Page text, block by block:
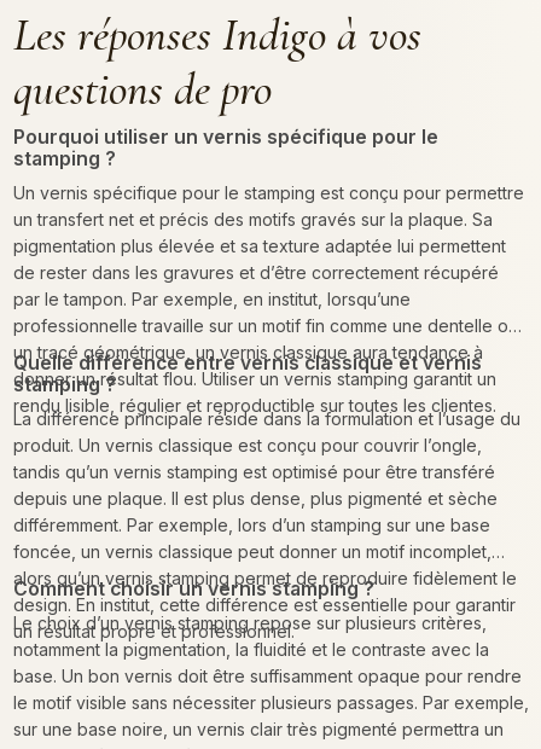
Les réponses Indigo à vos
questions de pro
Pourquoi utiliser un vernis spécifique pour le
stamping ?
Un vernis spécifique pour le stamping est conçu pour permettre
un transfert net et précis des motifs gravés sur la plaque. Sa
pigmentation plus élevée et sa texture adaptée lui permettent
de rester dans les gravures et d’être correctement récupéré
par le tampon. Par exemple, en institut, lorsqu’une
professionnelle travaille sur un motif fin comme une dentelle ou
un tracé géométrique, un vernis classique aura tendance à
donner un résultat flou. Utiliser un vernis stamping garantit un
rendu lisible, régulier et reproductible sur toutes les clientes.
Quelle différence entre vernis classique et vernis
stamping ?
La différence principale réside dans la formulation et l’usage du
produit. Un vernis classique est conçu pour couvrir l’ongle,
tandis qu’un vernis stamping est optimisé pour être transféré
depuis une plaque. Il est plus dense, plus pigmenté et sèche
différemment. Par exemple, lors d’un stamping sur une base
foncée, un vernis classique peut donner un motif incomplet,
alors qu’un vernis stamping permet de reproduire fidèlement le
design. En institut, cette différence est essentielle pour garantir
un résultat propre et professionnel.
Comment choisir un vernis stamping ?
Le choix d’un vernis stamping repose sur plusieurs critères,
notamment la pigmentation, la fluidité et le contraste avec la
base. Un bon vernis doit être suffisamment opaque pour rendre
le motif visible sans nécessiter plusieurs passages. Par exemple,
sur une base noire, un vernis clair très pigmenté permettra un